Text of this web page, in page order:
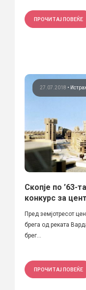
ПРОЧИТАЈ ПОВЕЌЕ
27.07.2018 •
Скопје по ’63-
конкурс за
Пред земјотресот
брега од реката
брег...
ПРОЧИТАЈ ПОВЕЌЕ